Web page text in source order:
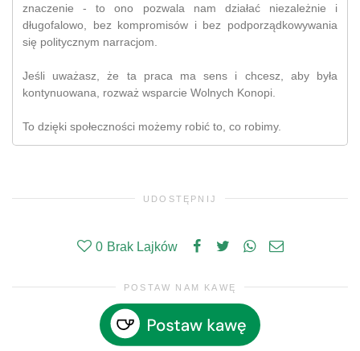
znaczenie - to ono pozwala nam działać niezależnie i
długofalowo, bez kompromisów i bez podporządkowywania
się politycznym narracjom.
Jeśli uważasz, że ta praca ma sens i chcesz, aby była
kontynuowana, rozważ wsparcie Wolnych Konopi.
To dzięki społeczności możemy robić to, co robimy.
UDOSTĘPNIJ
0 Brak Lajków
POSTAW NAM KAWĘ